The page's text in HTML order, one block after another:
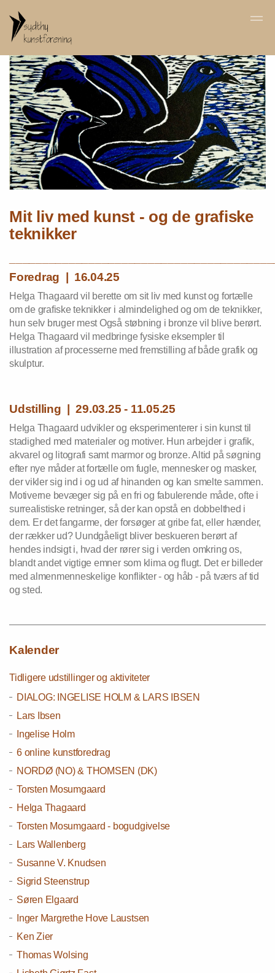
Mit liv med kunst - og de grafiske
teknikker
Foredrag | 16.04.25
Helga Thagaard vil berette om sit liv med kunst og fortælle
om de grafiske teknikker i almindelighed og om de teknikker,
hun selv bruger mest Også støbning i bronze vil blive berørt.
Helga Thagaard vil medbringe fysiske eksempler til
illustration af processerne med fremstilling af både grafik og
skulptur.
Udstilling | 29.03.25 - 11.05.25
Helga Thagaard udvikler og eksperimenterer i sin kunst til
stadighed med materialer og motiver. Hun arbejder i grafik,
akvarel og litografi samt marmor og bronze. Altid på søgning
efter nye måder at fortælle om fugle, mennesker og masker,
der vikler sig ind i og ud af hinanden og kan smelte sammen.
Motiverne bevæger sig på en fri og fabulerende måde, ofte i
surrealistiske retninger, så der kan opstå en dobbelthed i
dem. Er det fangarme, der forsøger at gribe fat, eller hænder,
der rækker ud? Uundgåeligt bliver beskueren berørt af
hendes indsigt i, hvad der rører sig i verden omkring os,
blandt andet vigtige emner som klima og flugt. Det er billeder
med almenmenneskelige konflikter - og håb - på tværs af tid
og sted.
Kalender
Tidligere udstillinger og aktiviteter
DIALOG: INGELISE HOLM & LARS IBSEN
Lars Ibsen
Ingelise Holm
6 online kunstforedrag
NORDØ (NO) & THOMSEN (DK)
Torsten Mosumgaard
Helga Thagaard
Torsten Mosumgaard - bogudgivelse
Lars Wallenberg
Susanne V. Knudsen
Sigrid Steenstrup
Søren Elgaard
Inger Margrethe Hove Laustsen
Ken Zier
Thomas Wolsing